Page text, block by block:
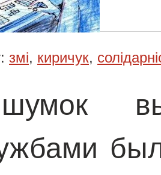
змі, киричук,